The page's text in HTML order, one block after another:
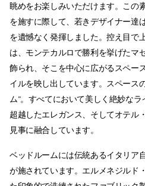
眺めをお楽しみいただけます。この
を施すに際して、若きデザイナー達
を遺憾なく発揮しました。控え目で
は、モンテカルロで勝利を挙げたマ
飾られ、そこを中心に広がるスペー
イルを映し出しています。スペース
ム”。すべてにおいて美しく絶妙な
超越したエレガンス、そしてオテル
見事に融合しています。
ベッドルームには伝統あるイタリア
が施されています。エルメネジルド